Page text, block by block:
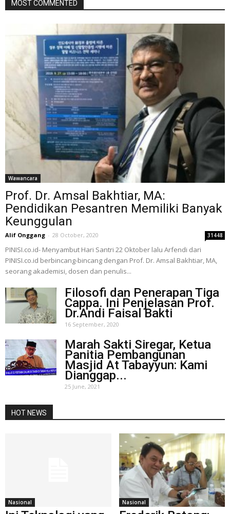
MOST COMMENTED
Wawancara
Prof. Dr. Amsal Bakhtiar, MA:
Pendidikan Pesantren Memiliki Banyak
Keunggulan
Alif Onggang - 28 October, 2020 31448
PINISI.co.id- Menyambut Hari Santri 22 Oktober lalu Arfendi dari
PINISI.co.id berbincang-bincang dengan Prof. Dr. Amsal Bakhtiar, MA,
seorang akademisi, dosen dan penulis...
Filosofi dan Penerapan Tiga
Cappa. Ini Penjelasan Prof.
Dr.Andi Faisal Bakti
16 September, 2020
Marah Sakti Siregar, Ketua
Panitia Pembangunan
Masjid At Tabayyun: Kami
Dianggap...
25 June, 2021
HOT NEWS
Nasional Nasional